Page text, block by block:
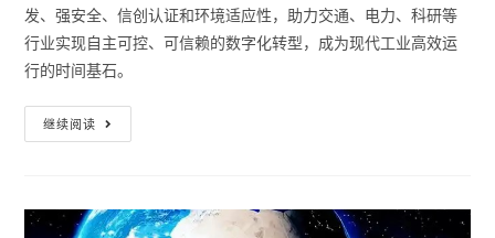
发、强安全、信创认证和环境适应性，助力交通、电力、科研等
行业实现自主可控、可信赖的数字化转型，成为现代工业高效运
行的时间基石。
继续阅读